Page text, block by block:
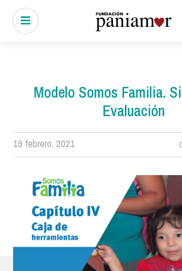
Modelo Somos Familia.
Evaluación
19 febrero, 2021